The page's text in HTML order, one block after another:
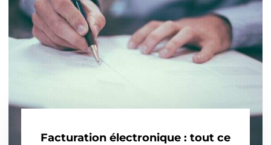
Facturation électronique : tout ce